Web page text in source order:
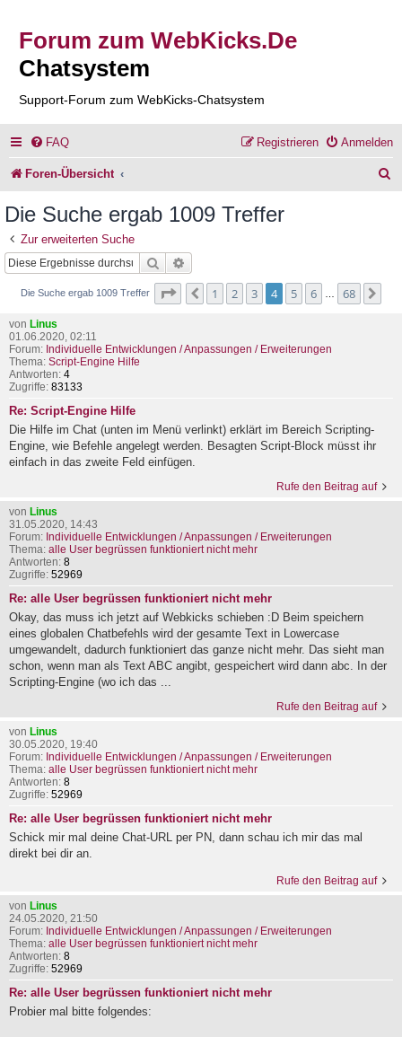
Forum zum WebKicks.De
Chatsystem
Support-Forum zum WebKicks-Chatsystem
FAQ Anmelden
Registrieren
Foren-Übersicht
Die Suche ergab 1009 Treffer
Zur erweiterten Suche
Suche
Die Suche ergab 1009 Treffer Seite von
Vorherige
1 2 3 4 5 6 68
von Linus
01.06.2020, 02:11
Forum: Individuelle Entwicklungen / Anpassungen / Erweiterungen
Thema: Script-Engine Hilfe
Antworten: 4
Zugriffe: 83133
Re: Script-Engine Hilfe
Die Hilfe im Chat (unten im Menü verlinkt) erklärt im Bereich Scripting-
Engine, wie Befehle angelegt werden. Besagten Script-Block müsst ihr
einfach in das zweite Feld einfügen.
Rufe den Beitrag auf
von Linus
31.05.2020, 14:43
Forum: Individuelle Entwicklungen / Anpassungen / Erweiterungen
Thema: alle User begrüssen funktioniert nicht mehr
Antworten: 8
Zugriffe: 52969
Re: alle User begrüssen funktioniert nicht mehr
Okay, das muss ich jetzt auf Webkicks schieben :D Beim speichern
eines globalen Chatbefehls wird der gesamte Text in Lowercase
umgewandelt, dadurch funktioniert das ganze nicht mehr. Das sieht man
schon, wenn man als Text ABC angibt, gespeichert wird dann abc. In der
Scripting-Engine (wo ich das ...
Rufe den Beitrag auf
von Linus
30.05.2020, 19:40
Forum: Individuelle Entwicklungen / Anpassungen / Erweiterungen
Thema: alle User begrüssen funktioniert nicht mehr
Antworten: 8
Zugriffe: 52969
Re: alle User begrüssen funktioniert nicht mehr
Schick mir mal deine Chat-URL per PN, dann schau ich mir das mal
direkt bei dir an.
Rufe den Beitrag auf
von Linus
24.05.2020, 21:50
Forum: Individuelle Entwicklungen / Anpassungen / Erweiterungen
Thema: alle User begrüssen funktioniert nicht mehr
Antworten: 8
Zugriffe: 52969
Re: alle User begrüssen funktioniert nicht mehr
Probier mal bitte folgendes: